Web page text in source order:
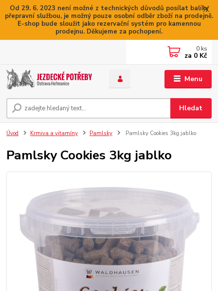
Od 29. 6. 2023 není možné z technických důvodů posílat balíky
přepravní službou, je možný pouze osobní odběr zboží na prodejně.
E-shop bude sloužit jako rezervační systém pro kamennou
prodejnu. Děkujeme za pochopení.
Menu
Hledat
0 ks
za 0 Kč
Úvod Krmiva a vitamíny Pamlsky Pamlsky Cookies 3kg jablko
Pamlsky Cookies 3kg jablko